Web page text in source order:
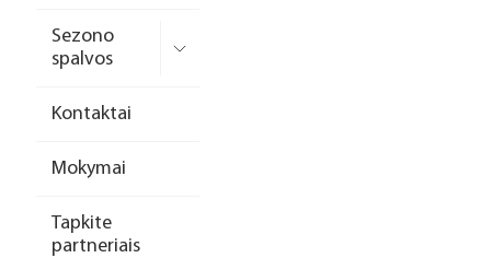
Sezono
spalvos
Kontaktai
Mokymai
Tapkite
partneriais